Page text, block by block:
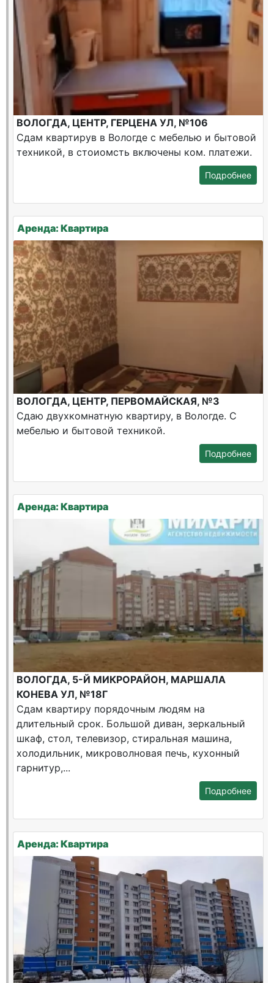
ВОЛОГДА, ЦЕНТР, ГЕРЦЕНА УЛ, №106
Сдам квартирув в Вологде с мебелью и бытовой
техникой, в стоиомсть включены ком. платежи.
Подробнее
Аренда: Квартира
ВОЛОГДА, ЦЕНТР, ПЕРВОМАЙСКАЯ, №3
Сдаю двухкомнатную квартиру, в Вологде. С
мебелью и бытовой техникой.
Подробнее
Аренда: Квартира
ВОЛОГДА, 5-Й МИКРОРАЙОН, МАРШАЛА
КОНЕВА УЛ, №18Г
Сдам квартиру порядочным людям на
длительный срок. Большой диван, зеркальный
шкаф, стол, телевизор, стиральная машина,
холодильник, микроволновая печь, кухонный
гарнитур,...
Подробнее
Аренда: Квартира